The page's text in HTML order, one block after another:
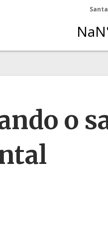
o